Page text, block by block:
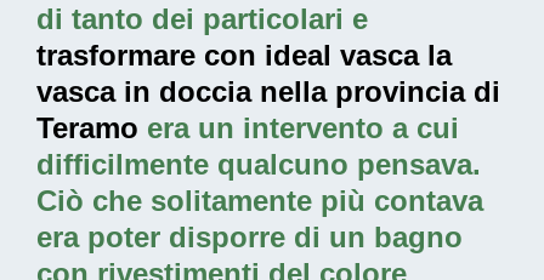
di tanto dei particolari e
trasformare con ideal vasca la
vasca in doccia nella provincia di
Teramo era un intervento a cui
difficilmente qualcuno pensava.
Ciò che solitamente più contava
era poter disporre di un bagno
con rivestimenti del colore